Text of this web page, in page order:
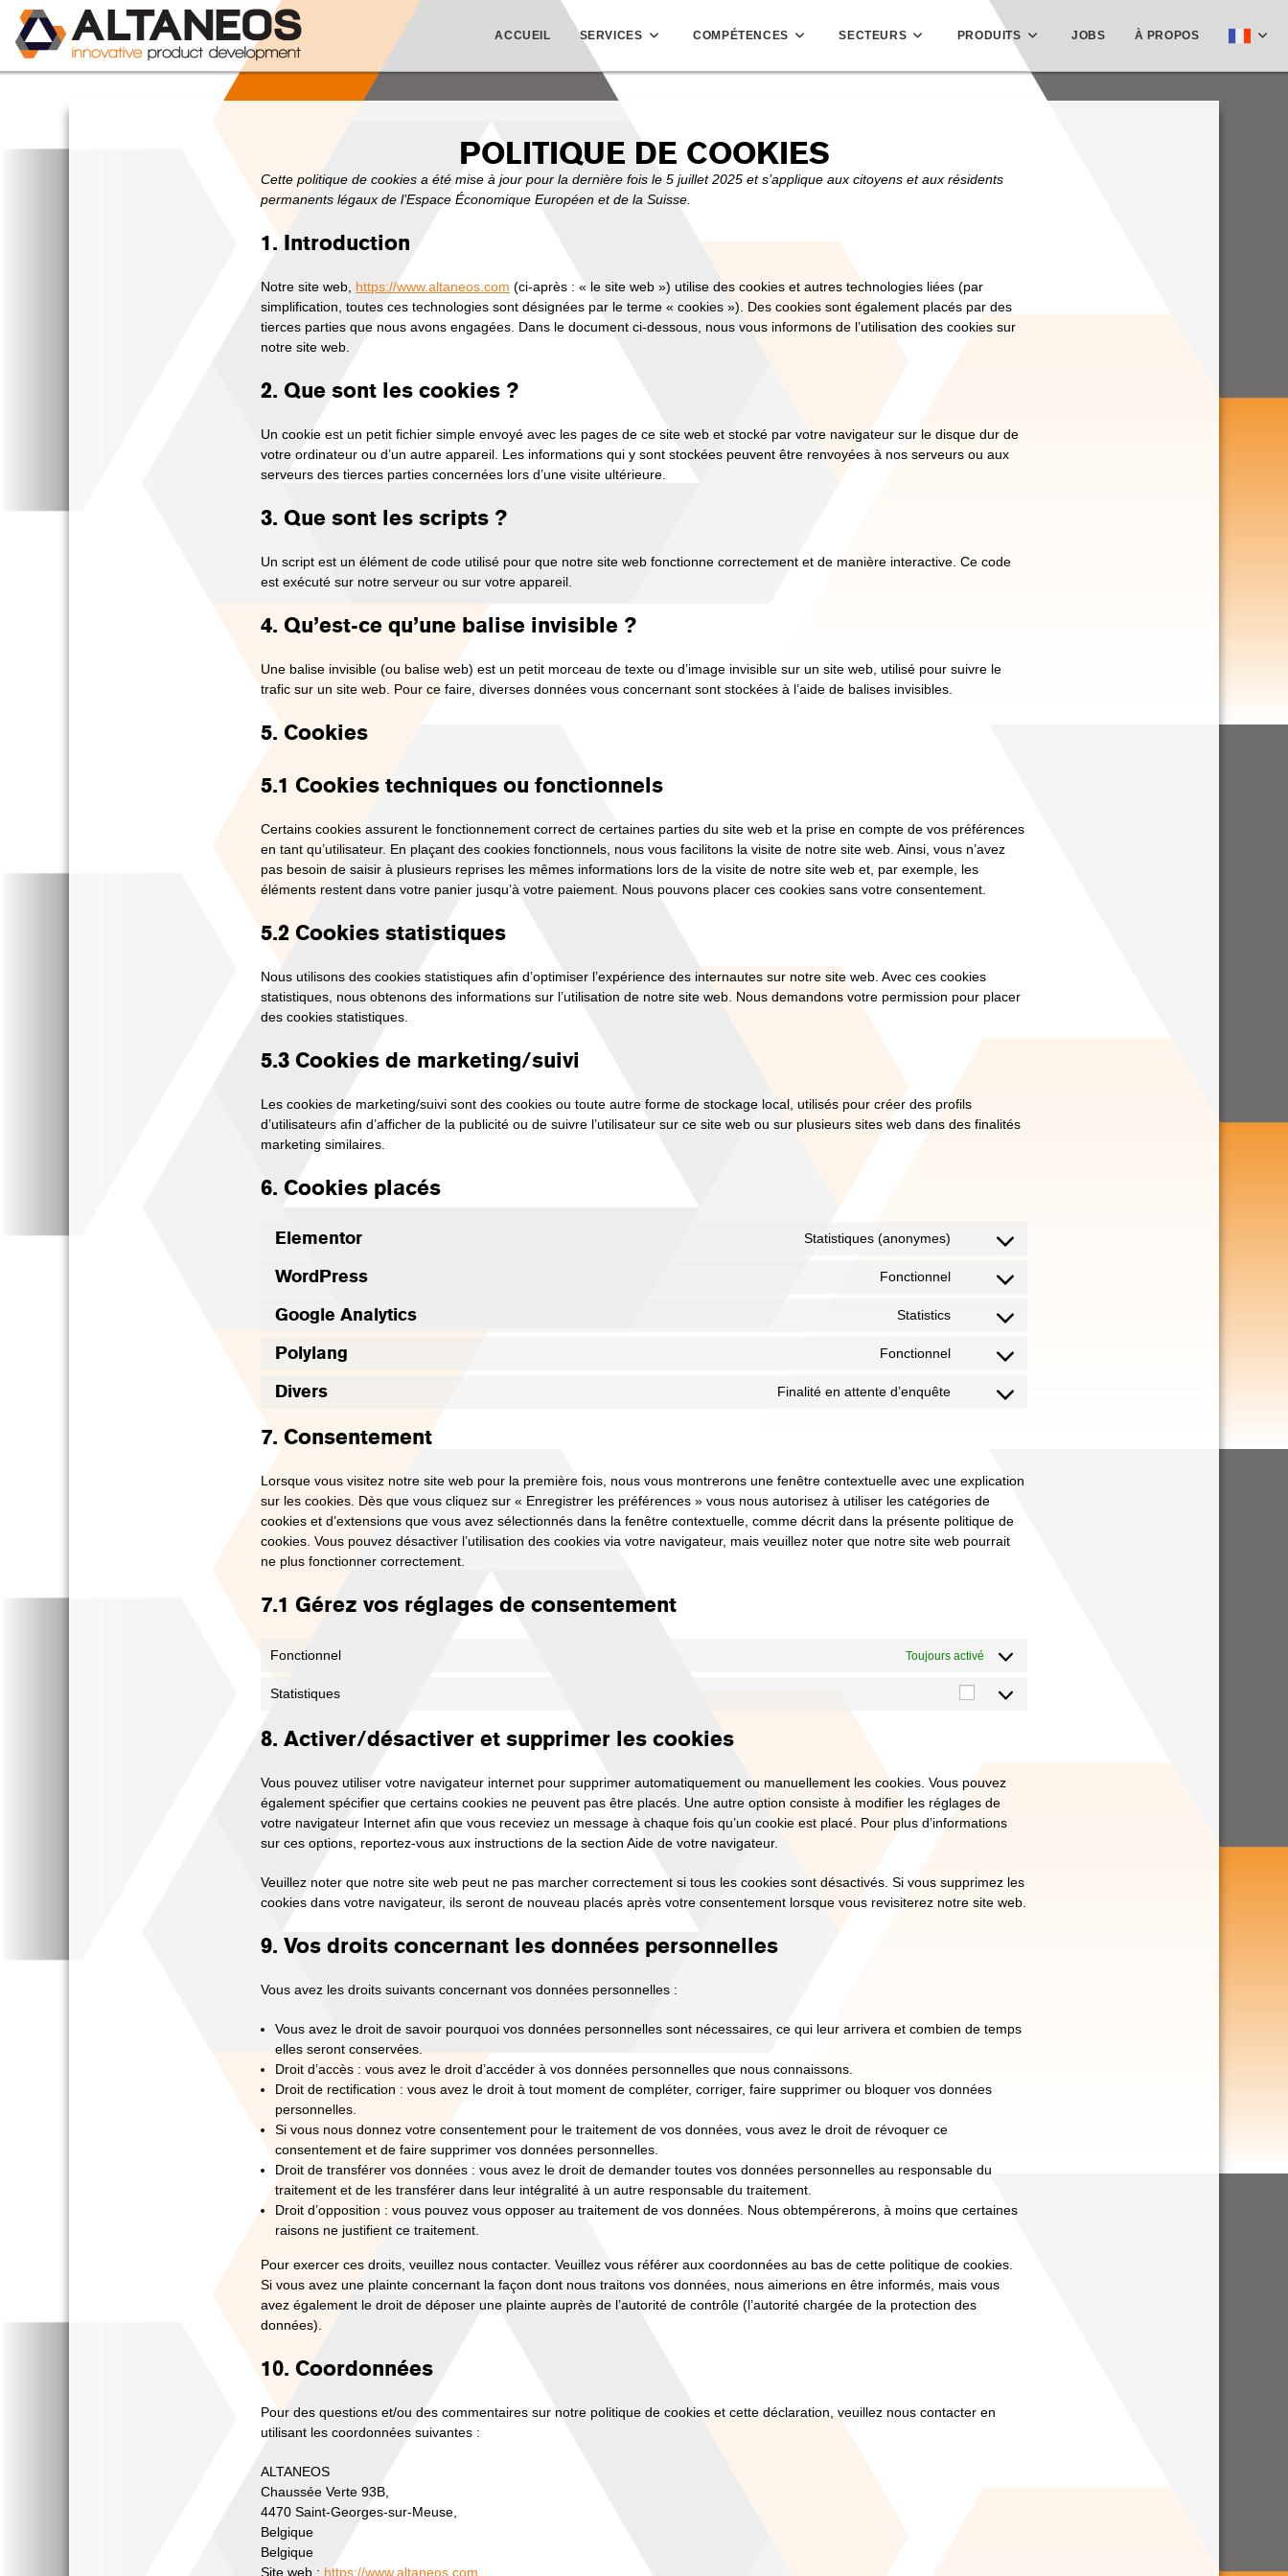
ACCUEIL SERVICES COMPÉTENCES SECTEURS PRODUITS JOBS À PROPOS
POLITIQUE DE COOKIES
Cette politique de cookies a été mise à jour pour la dernière fois le 5 juillet 2025 et s’applique aux citoyens et aux résidents
permanents légaux de l’Espace Économique Européen et de la Suisse.
1. Introduction
Notre site web, https://www.altaneos.com (ci-après : « le site web ») utilise des cookies et autres technologies liées (par
simplification, toutes ces technologies sont désignées par le terme « cookies »). Des cookies sont également placés par des
tierces parties que nous avons engagées. Dans le document ci-dessous, nous vous informons de l’utilisation des cookies sur
notre site web.
2. Que sont les cookies ?
Un cookie est un petit fichier simple envoyé avec les pages de ce site web et stocké par votre navigateur sur le disque dur de
votre ordinateur ou d’un autre appareil. Les informations qui y sont stockées peuvent être renvoyées à nos serveurs ou aux
serveurs des tierces parties concernées lors d’une visite ultérieure.
3. Que sont les scripts ?
Un script est un élément de code utilisé pour que notre site web fonctionne correctement et de manière interactive. Ce code
est exécuté sur notre serveur ou sur votre appareil.
4. Qu’est-ce qu’une balise invisible ?
Une balise invisible (ou balise web) est un petit morceau de texte ou d’image invisible sur un site web, utilisé pour suivre le
trafic sur un site web. Pour ce faire, diverses données vous concernant sont stockées à l’aide de balises invisibles.
5. Cookies
5.1 Cookies techniques ou fonctionnels
Certains cookies assurent le fonctionnement correct de certaines parties du site web et la prise en compte de vos préférences
en tant qu’utilisateur. En plaçant des cookies fonctionnels, nous vous facilitons la visite de notre site web. Ainsi, vous n’avez
pas besoin de saisir à plusieurs reprises les mêmes informations lors de la visite de notre site web et, par exemple, les
éléments restent dans votre panier jusqu’à votre paiement. Nous pouvons placer ces cookies sans votre consentement.
5.2 Cookies statistiques
Nous utilisons des cookies statistiques afin d’optimiser l’expérience des internautes sur notre site web. Avec ces cookies
statistiques, nous obtenons des informations sur l’utilisation de notre site web. Nous demandons votre permission pour placer
des cookies statistiques.
5.3 Cookies de marketing/suivi
Les cookies de marketing/suivi sont des cookies ou toute autre forme de stockage local, utilisés pour créer des profils
d’utilisateurs afin d’afficher de la publicité ou de suivre l’utilisateur sur ce site web ou sur plusieurs sites web dans des finalités
marketing similaires.
6. Cookies placés
Elementor Statistiques (anonymes)
WordPress Fonctionnel
Google Analytics Statistics
Polylang Fonctionnel
Divers Finalité en attente d’enquête
7. Consentement
Lorsque vous visitez notre site web pour la première fois, nous vous montrerons une fenêtre contextuelle avec une explication
sur les cookies. Dès que vous cliquez sur « Enregistrer les préférences » vous nous autorisez à utiliser les catégories de
cookies et d’extensions que vous avez sélectionnés dans la fenêtre contextuelle, comme décrit dans la présente politique de
cookies. Vous pouvez désactiver l’utilisation des cookies via votre navigateur, mais veuillez noter que notre site web pourrait
ne plus fonctionner correctement.
7.1 Gérez vos réglages de consentement
Fonctionnel Toujours activé
Statistiques
8. Activer/désactiver et supprimer les cookies
Vous pouvez utiliser votre navigateur internet pour supprimer automatiquement ou manuellement les cookies. Vous pouvez
également spécifier que certains cookies ne peuvent pas être placés. Une autre option consiste à modifier les réglages de
votre navigateur Internet afin que vous receviez un message à chaque fois qu’un cookie est placé. Pour plus d’informations
sur ces options, reportez-vous aux instructions de la section Aide de votre navigateur.
Veuillez noter que notre site web peut ne pas marcher correctement si tous les cookies sont désactivés. Si vous supprimez les
cookies dans votre navigateur, ils seront de nouveau placés après votre consentement lorsque vous revisiterez notre site web.
9. Vos droits concernant les données personnelles
Vous avez les droits suivants concernant vos données personnelles :
Vous avez le droit de savoir pourquoi vos données personnelles sont nécessaires, ce qui leur arrivera et combien de temps
elles seront conservées.
Droit d’accès : vous avez le droit d’accéder à vos données personnelles que nous connaissons.
Droit de rectification : vous avez le droit à tout moment de compléter, corriger, faire supprimer ou bloquer vos données
personnelles.
Si vous nous donnez votre consentement pour le traitement de vos données, vous avez le droit de révoquer ce
consentement et de faire supprimer vos données personnelles.
Droit de transférer vos données : vous avez le droit de demander toutes vos données personnelles au responsable du
traitement et de les transférer dans leur intégralité à un autre responsable du traitement.
Droit d’opposition : vous pouvez vous opposer au traitement de vos données. Nous obtempérerons, à moins que certaines
raisons ne justifient ce traitement.
Pour exercer ces droits, veuillez nous contacter. Veuillez vous référer aux coordonnées au bas de cette politique de cookies.
Si vous avez une plainte concernant la façon dont nous traitons vos données, nous aimerions en être informés, mais vous
avez également le droit de déposer une plainte auprès de l’autorité de contrôle (l’autorité chargée de la protection des
données).
10. Coordonnées
Pour des questions et/ou des commentaires sur notre politique de cookies et cette déclaration, veuillez nous contacter en
utilisant les coordonnées suivantes :
ALTANEOS
Chaussée Verte 93B,
4470 Saint-Georges-sur-Meuse,
Belgique
Belgique
Site web : https://www.altaneos.com